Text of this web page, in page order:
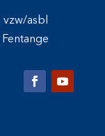
asbl
Fentange